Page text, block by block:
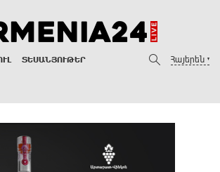
ՏԵՍԱՆՅՈՒԹԵՐ Հայերեն